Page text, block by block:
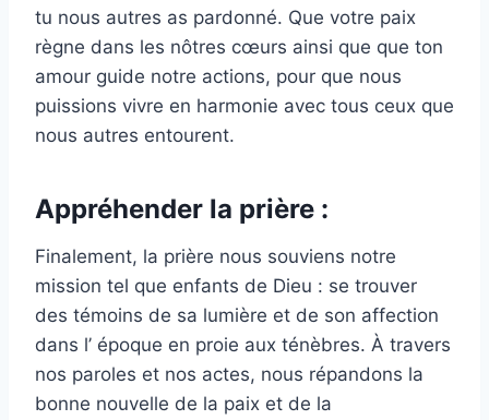
tu nous autres as pardonné. Que votre paix
règne dans les nôtres cœurs ainsi que que ton
amour guide notre actions, pour que nous
puissions vivre en harmonie avec tous ceux que
nous autres entourent.
Appréhender la prière :
Finalement, la prière nous souviens notre
mission tel que enfants de Dieu : se trouver
des témoins de sa lumière et de son affection
dans l’ époque en proie aux ténèbres. À travers
nos paroles et nos actes, nous répandons la
bonne nouvelle de la paix et de la